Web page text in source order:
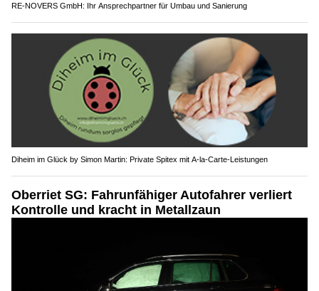
RE-NOVERS GmbH: Ihr Ansprechpartner für Umbau und Sanierung
Diheim im Glück by Simon Martin: Private Spitex mit A-la-Carte-Leistungen
Oberriet SG: Fahrunfähiger Autofahrer verliert
Kontrolle und kracht in Metallzaun